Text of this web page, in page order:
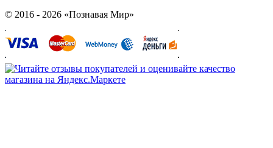
© 2016 - 2026 «Познавая Мир»